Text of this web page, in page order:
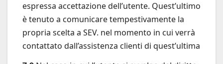
espressa accettazione dell’utente. Quest’ultimo
è tenuto a comunicare tempestivamente la
propria scelta a SEV. nel momento in cui verrà
contattato dall’assistenza clienti di quest’ultima